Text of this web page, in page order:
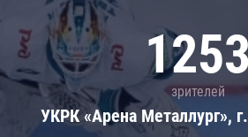
1253
зрителей
УКРК «Арена Металлург»,